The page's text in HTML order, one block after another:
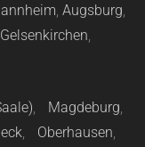
, Augsburg,
Gelsenkirchen,
, Magdeburg,
, Oberhausen,